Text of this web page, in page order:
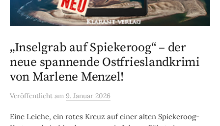
„Inselgrab auf Spiekeroog“ – der
neue spannende Ostfrieslandkrimi
von Marlene Menzel!
Veröffentlicht am 9. Januar 2026
Eine Leiche, ein rotes Kreuz auf einer alten Spiekeroog-